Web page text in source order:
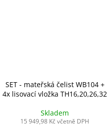
SET - mateřská čelist WB104 +
4x lisovací vložka TH16,20,26,32
Skladem
15 949,98 Kč včetně DPH